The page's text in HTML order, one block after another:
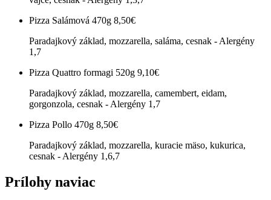
Pizza Salámová 470g 8,50€
Paradajkový základ, mozzarella, saláma, cesnak - Alergény
1,7
Pizza Quattro formagi 520g 9,10€
Paradajkový základ, mozzarella, camembert, eidam,
gorgonzola, cesnak - Alergény 1,7
Pizza Pollo 470g 8,50€
Paradajkový základ, mozzarella, kuracie mäso, kukurica,
cesnak - Alergény 1,6,7
Prílohy naviac